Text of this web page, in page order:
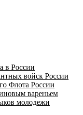
в России
войск России
Флота России
вареньем
молодежи